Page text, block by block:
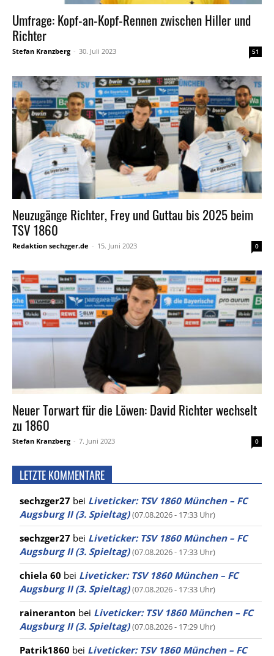
Umfrage: Kopf-an-Kopf-Rennen zwischen Hiller und
Richter
Stefan Kranzberg - 30. Juli 2023 51
Neuzugänge Richter, Frey und Guttau bis 2025 beim
TSV 1860
Redaktion sechzger.de - 15. Juni 2023 0
Neuer Torwart für die Löwen: David Richter wechselt
zu 1860
Stefan Kranzberg - 7. Juni 2023 0
LETZTE KOMMENTARE
sechzger27 bei Liveticker: TSV 1860 München – FC
Augsburg II (3. Spieltag) (07.08.2026 - 17:33 Uhr)
sechzger27 bei Liveticker: TSV 1860 München – FC
Augsburg II (3. Spieltag) (07.08.2026 - 17:33 Uhr)
chiela 60 bei Liveticker: TSV 1860 München – FC
Augsburg II (3. Spieltag) (07.08.2026 - 17:33 Uhr)
raineranton bei Liveticker: TSV 1860 München – FC
Augsburg II (3. Spieltag) (07.08.2026 - 17:29 Uhr)
Patrik1860 bei Liveticker: TSV 1860 München – FC